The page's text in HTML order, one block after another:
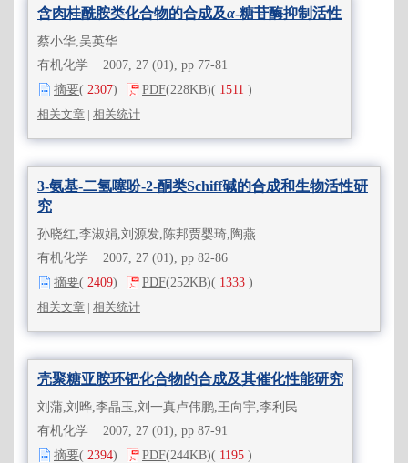
含肉桂酰胺类化合物的合成及α-糖苷酶抑制活性
蔡小华,吴英华
有机化学 2007, 27 (01), pp 77-81
摘要( 2307) PDF(228KB)( 1511 )
相关文章 | 相关统计
3-氨基-二氢噻吩-2-酮类Schiff碱的合成和生物活性研
究
孙晓红,李淑娟,刘源发,陈邦贾婴琦,陶燕
有机化学 2007, 27 (01), pp 82-86
摘要( 2409) PDF(252KB)( 1333 )
相关文章 | 相关统计
壳聚糖亚胺环钯化合物的合成及其催化性能研究
刘蒲,刘晔,李晶玉,刘一真卢伟鹏,王向宇,李利民
有机化学 2007, 27 (01), pp 87-91
摘要( 2394) PDF(244KB)( 1195 )